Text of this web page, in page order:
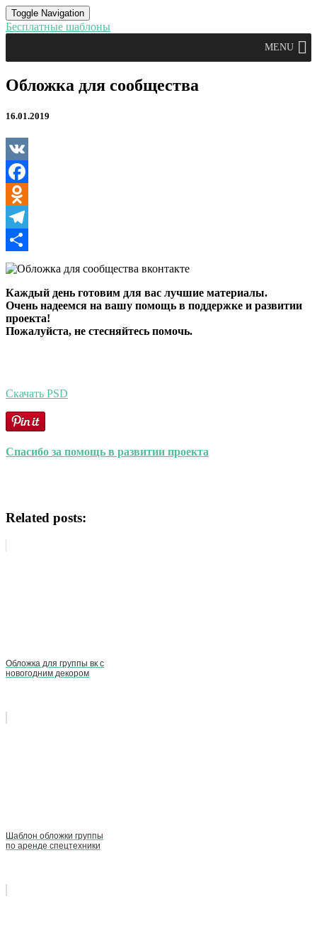
Toggle Navigation
Бесплатные шаблоны
MENU
Обложка
для
Обложка для сообщества
16.01.2019
VK
Facebook
Odnoklassniki
Telegram
Отправить
Каждый день готовим для вас лучшие материалы.
Очень надеемся на вашу помощь в поддержке и развитии
проекта!
Пожалуйста, не стесняйтесь помочь.
Скачать PSD
Спасибо за помощь в развитии проекта
Related posts:
Обложка для группы вк с
новогодним декором
Шаблон обложки группы
по аренде спецтехники